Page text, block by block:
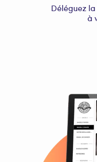
Déléguez
à